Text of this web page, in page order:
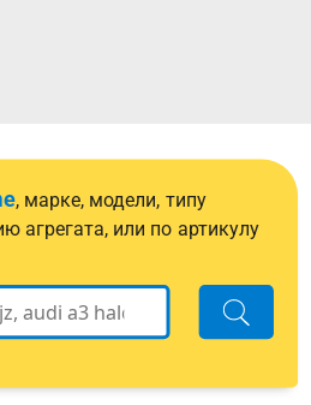
, марке, модели, типу
агрегата, или по артикулу